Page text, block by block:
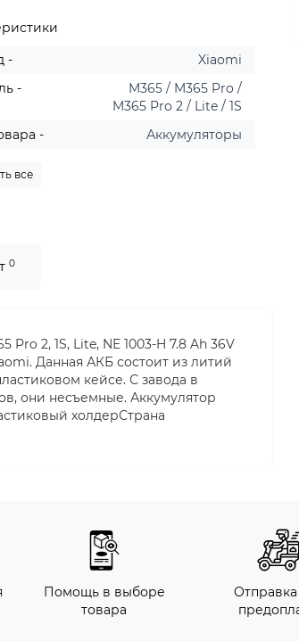
-
Xiaomi
-
M365 / M365 Pro /
M365 Pro 2 / Lite / 1S
-
Аккумуляторы
все
0
2, 1S, Lite, NE 1003-H 7.8 Ah 36V
Данная АКБ состоит из литий
кейсе. С завода в
они несъемные. Аккумулятор
холдерСтрана
Помощь в выборе
товара
Отправка